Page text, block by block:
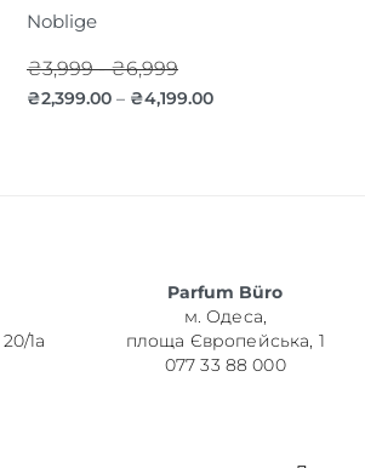
Noblige
₴3,999 - ₴6,999
₴2,399.00 – ₴4,199.00
1а
Parfum Büro
м. Одеса,
площа Європейська, 1
077 33 88 000